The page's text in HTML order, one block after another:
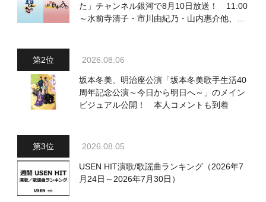
た」チャンネル銀河で8月10日放送！ 11:00
～水前寺清子・市川由紀乃・山内惠介他、
2026.08.06
坂本冬美、明治座公演「坂本冬美歌手生活40
周年記念公演～今日から明日へ～」のメイン
ビジュアル公開！ 本人コメントも到着
2026.08.05
USEN HIT演歌/歌謡曲ランキング（2026年7
月24日～2026年7月30日）